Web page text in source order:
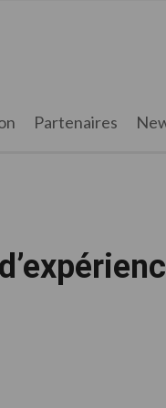
Partenaires